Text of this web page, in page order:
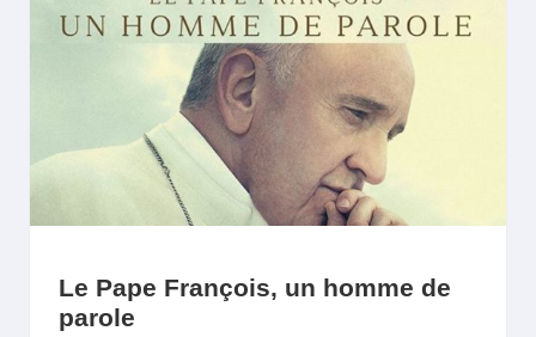
Le Pape François, un homme de
parole